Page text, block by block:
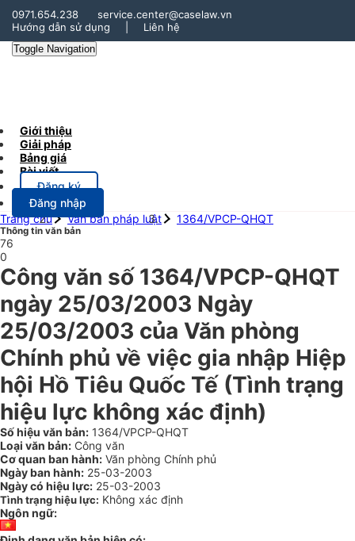
0971.654.238
service.center@caselaw.vn
Hướng dẫn sử dụng
Liên hệ
Toggle Navigation
Giới thiệu
Giải pháp
Bảng giá
Bài viết
Đăng ký
Đăng nhập
Trang chủ
Văn bản pháp luật 1364/VPCP-QHQT
Thông tin văn bản
76
0
Công văn số 1364/VPCP-QHQT
ngày 25/03/2003 Ngày
25/03/2003 của Văn phòng
Chính phủ về việc gia nhập Hiệp
hội Hồ Tiêu Quốc Tế (Tình trạng
hiệu lực không xác định)
Số hiệu văn bản: 1364/VPCP-QHQT
Loại văn bản: Công văn
Cơ quan ban hành: Văn phòng Chính phủ
Ngày ban hành: 25-03-2003
Ngày có hiệu lực: 25-03-2003
Tình trạng hiệu lực: Không xác định
Ngôn ngữ: